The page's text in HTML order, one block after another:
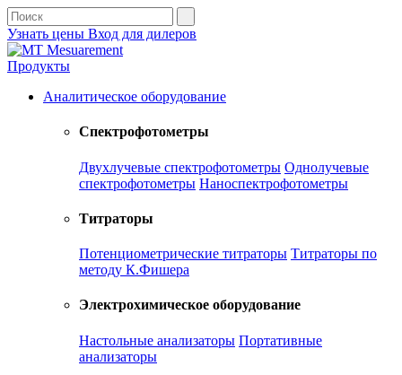
Узнать цены Вход для дилеров
Продукты
Аналитическое оборудование
Спектрофотометры
Двухлучевые спектрофотометры Однолучевые
спектрофотометры Наноспектрофотометры
Титраторы
Потенциометрические титраторы Титраторы по
методу К.Фишера
Электрохимическое оборудование
Настольные анализаторы Портативные
анализаторы